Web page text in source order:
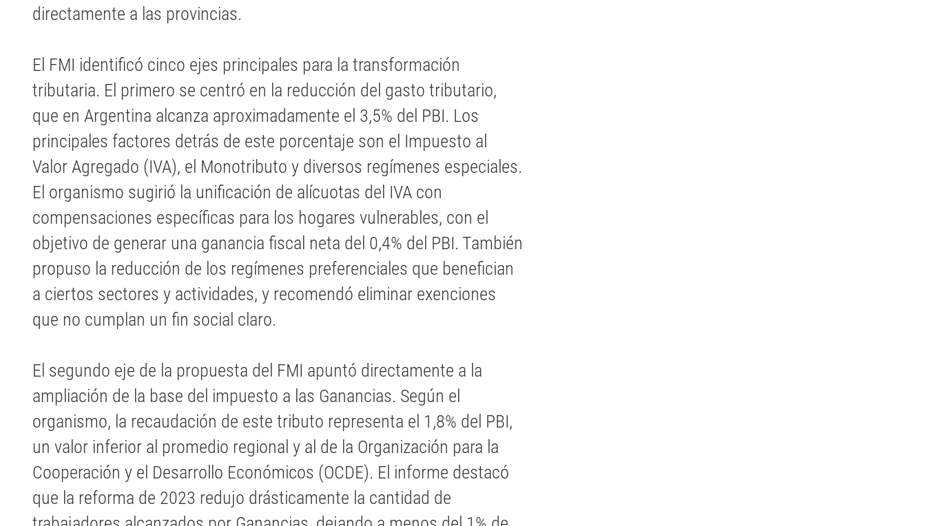
directamente a las provincias.
El FMI identificó cinco ejes principales para la transformación
tributaria. El primero se centró en la reducción del gasto tributario,
que en Argentina alcanza aproximadamente el 3,5% del PBI. Los
principales factores detrás de este porcentaje son el Impuesto al
Valor Agregado (IVA), el Monotributo y diversos regímenes especiales.
El organismo sugirió la unificación de alícuotas del IVA con
compensaciones específicas para los hogares vulnerables, con el
objetivo de generar una ganancia fiscal neta del 0,4% del PBI. También
propuso la reducción de los regímenes preferenciales que benefician
a ciertos sectores y actividades, y recomendó eliminar exenciones
que no cumplan un fin social claro.
El segundo eje de la propuesta del FMI apuntó directamente a la
ampliación de la base del impuesto a las Ganancias. Según el
organismo, la recaudación de este tributo representa el 1,8% del PBI,
un valor inferior al promedio regional y al de la Organización para la
Cooperación y el Desarrollo Económicos (OCDE). El informe destacó
que la reforma de 2023 redujo drásticamente la cantidad de